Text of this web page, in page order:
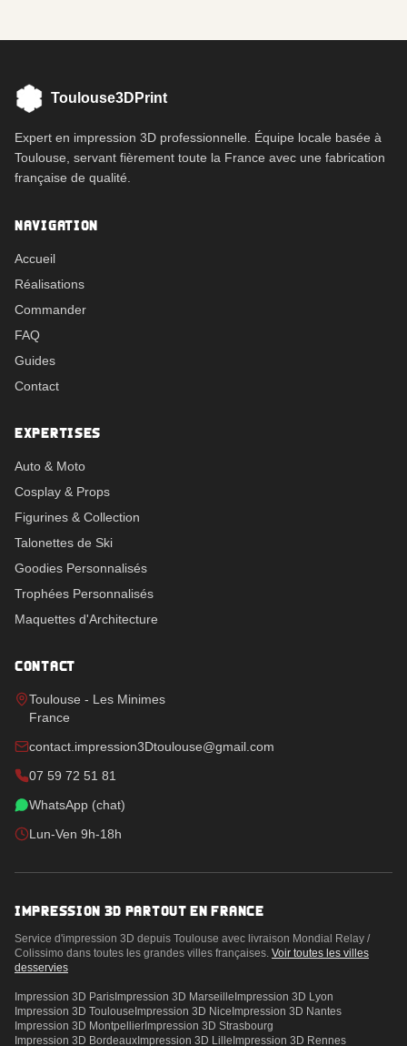
Toulouse3DPrint
Expert en impression 3D professionnelle. Équipe locale basée à
Toulouse, servant fièrement toute la France avec une fabrication
française de qualité.
NAVIGATION
Accueil
Réalisations
Commander
FAQ
Guides
Contact
EXPERTISES
Auto & Moto
Cosplay & Props
Figurines & Collection
Talonettes de Ski
Goodies Personnalisés
Trophées Personnalisés
Maquettes d'Architecture
CONTACT
Toulouse - Les Minimes
France
contact.impression3Dtoulouse@gmail.com
07 59 72 51 81
WhatsApp (chat)
Lun-Ven 9h-18h
IMPRESSION 3D PARTOUT EN FRANCE
Service d'impression 3D depuis Toulouse avec livraison Mondial Relay /
Colissimo dans toutes les grandes villes françaises. Voir toutes les villes
desservies
Impression 3D Paris Impression 3D Marseille Impression 3D Lyon
Impression 3D Toulouse Impression 3D Nice Impression 3D Nantes
Impression 3D Montpellier Impression 3D Strasbourg
Impression 3D Bordeaux Impression 3D Lille Impression 3D Rennes